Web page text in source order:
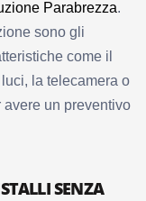
Parabrezza.
sono gli
come il
la telecamera o
un preventivo
SENZA